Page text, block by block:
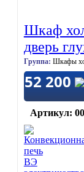
Шкаф
дверь
Группа: Шкафы
52 200
Артикул: